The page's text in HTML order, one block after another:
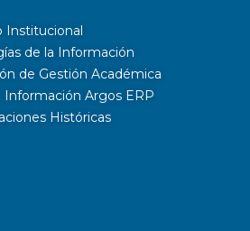
Institucional
de la Información
de Gestión Académica
Argos ERP
Históricas